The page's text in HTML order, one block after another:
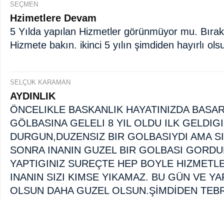
SEÇMEN
Hzimetlere Devam
5 Yılda yapılan Hizmetler görünmüyor mu.
Hizmete bakın. ikinci 5 yılın şimdiden hayırlı
SELÇUK KARAMAN
AYDINLIK
ÖNCELIKLE BASKANLIK HAYATINIZDA
GÖLBASINA GELELI 8 YIL OLDU ILK
DURGUN,DUZENSIZ BIR GOLBASIYDI AMA
SONRA INANIN GUZEL BIR GOLBASI
YAPTIGINIZ SUREÇTE HEP BOYLE
INANIN SIZI KIMSE YIKAMAZ. BU GÜN VE
OLSUN DAHA GUZEL OLSUN.ŞİMDİDEN